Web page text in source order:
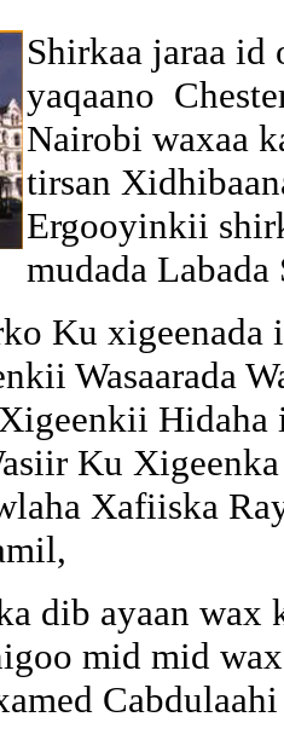
Shirkaa jaraa id
yaqaano
Nairobi waxaa
tirsan
Ergooyinkii
mudada Labada
Ku xigeenada
Wasaarada
Ku
Xafiiska
dib ayaan
mid mid